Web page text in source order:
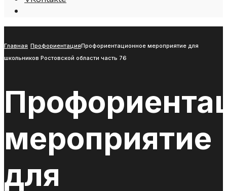
Главная ПрофориентацияПрофориентационное мероприятие для
школьников Ростовской области часть 76
мероприятие
для